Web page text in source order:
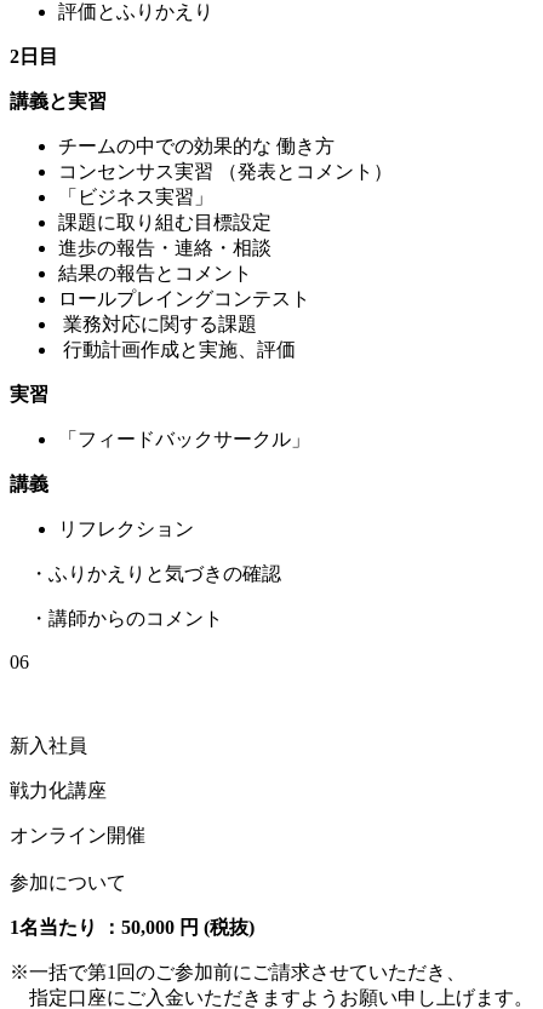
評価とふりかえり
2日目
講義と実習
チームの中での効果的な 働き方
コンセンサス実習 （発表とコメント）
「ビジネス実習」
課題に取り組む目標設定
進歩の報告・連絡・相談
結果の報告とコメント
ロールプレイングコンテスト
業務対応に関する課題
行動計画作成と実施、評価
実習
「フィードバックサークル」
講義
リフレクション
・ふりかえりと気づきの確認
・講師からのコメント
06
新入社員
戦力化講座
オンライン開催
参加について
1名当たり ：50,000 円 (税抜)
※一括で第1回のご参加前にご請求させていただき、
指定口座にご入金いただきますようお願い申し上げます。